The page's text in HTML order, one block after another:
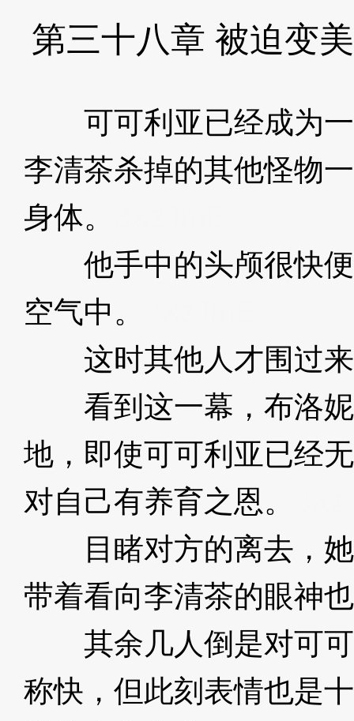
第三十八章 被迫变美
可可利亚已经成为一
李清茶杀掉的其他怪物
身体。
他手中的头颅很快便
空气中。
这时其他人才围过
看到这一幕，布洛妮
地，即使可可利亚已经
对自己有养育之恩。
目睹对方的离去，她
带着看向李清茶的眼神
其余几人倒是对可可
称快，但此刻表情也是